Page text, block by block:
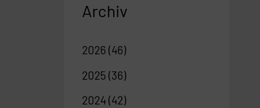
Archiv
2026 (46)
2025 (36)
2024 (42)